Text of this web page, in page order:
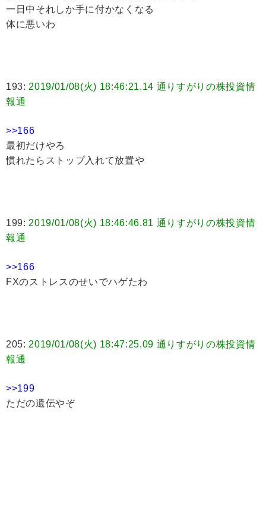
一日中それしか手に付かなくなる
体に悪いわ
193: 2019/01/08(火) 18:46:21.14 通りすがりの株投資情
報通
>>166
最初だけやろ
慣れたらストップ入れて放置や
199: 2019/01/08(火) 18:46:46.81 通りすがりの株投資情
報通
>>166
FXのストレスのせいでハゲたわ
205: 2019/01/08(火) 18:47:25.09 通りすがりの株投資情
報通
>>199
ただの遺伝やぞ